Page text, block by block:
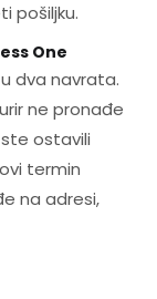
pošiljku.
One
dva navrata.
ne pronađe
ostavili
termin
na adresi,